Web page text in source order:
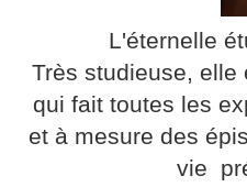
L'éternelle
Très studieuse,
qui fait toutes les
et à mesure des
vie